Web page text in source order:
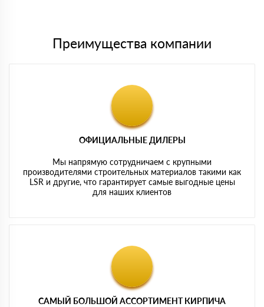
Преимущества компании
ОФИЦИАЛЬНЫЕ ДИЛЕРЫ
Мы напрямую сотрудничаем с крупными
производителями строительных материалов такими как
LSR и другие, что гарантирует самые выгодные цены
для наших клиентов
САМЫЙ БОЛЬШОЙ АССОРТИМЕНТ КИРПИЧА